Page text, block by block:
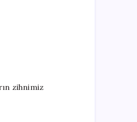
zihnimiz